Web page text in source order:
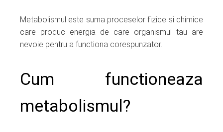
Metabolismul este suma proceselor fizice si chimice
care produc energia de care organismul tau are
nevoie pentru a functiona corespunzator.
Cum functioneaza
metabolismul?